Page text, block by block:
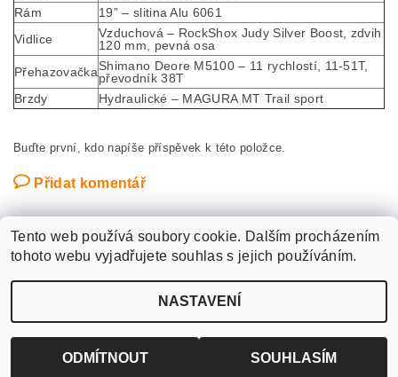
Rám
19” – slitina Alu 6061
Vidlice
Vzduchová – RockShox Judy Silver Boost, zdvih
120 mm, pevná osa
PřehazovačkaShimano Deore M5100 – 11 rychlostí, 11-51T,
převodník 38T
Brzdy
Hydraulické – MAGURA MT Trail sport
Buďte první, kdo napíše příspěvek k této položce.
Přidat komentář
WANTED SPORT PARDUBICE , všechna práva vyhrazena
cookies
Tento web používá soubory cookie. Dalším procházením
tohoto webu vyjadřujete souhlas s jejich používáním.
NASTAVENÍ
ODMÍTNOUT SOUHLASÍM